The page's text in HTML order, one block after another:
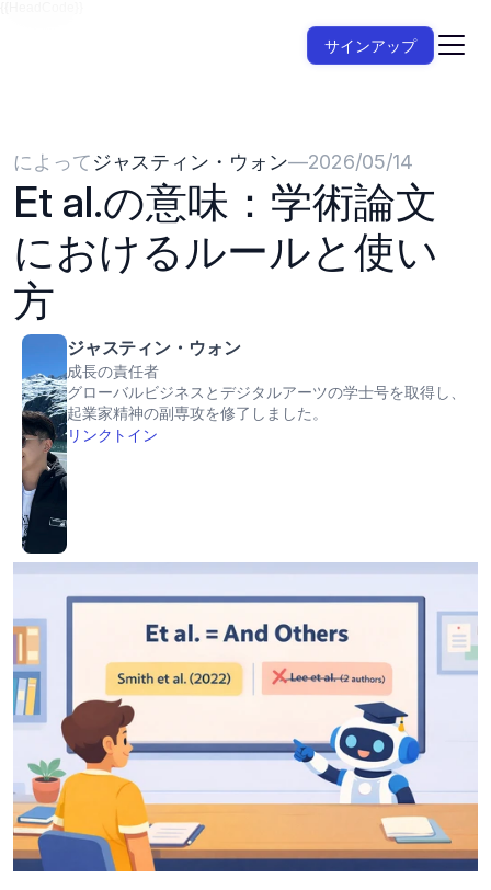
サインアップ
によってジャスティン・ウォン—2026/05/14
Et al.の意味：学術論文
におけるルールと使い
方
ジャスティン・ウォン
成長の責任者
グローバルビジネスとデジタルアーツの学士号を取得し、
起業家精神の副専攻を修了しました。
リンクトイン